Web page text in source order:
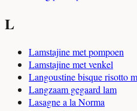
L
Lamstajine met pompoen
Lamstajine met venkel
Langoustine bisque risotto
Langzaam gegaard lam
Lasagne a la Norma